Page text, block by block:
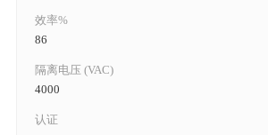
效率%
86
隔离电压 (VAC)
4000
认证